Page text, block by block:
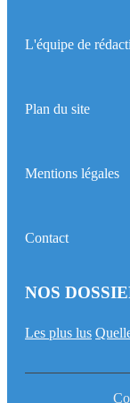
L'équipe de
Plan du site
Mentions légales
Contact
NOS
Les plus lus